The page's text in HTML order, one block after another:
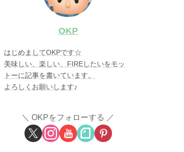
OKP
はじめましてOKPです☆
美味しい、楽しい、FIREしたいをモッ
トーに記事を書いています。
よろしくお願いします♪
OKPをフォローする